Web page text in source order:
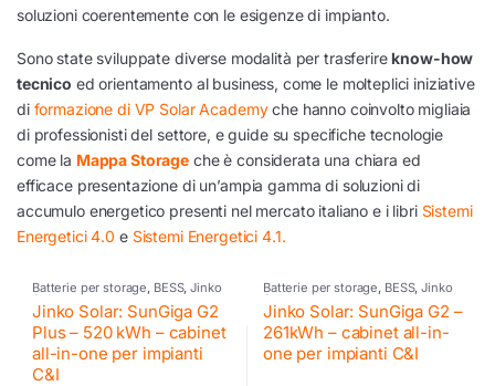
soluzioni coerentemente con le esigenze di impianto.
Sono state sviluppate diverse modalità per trasferireknow-how
tecnico ed orientamento al business, come le molteplici iniziative
di formazione di VP Solar Academyche hanno coinvolto migliaia
di professionisti del settore, e guide su specifiche tecnologie
come la Mappa Storage che è considerata una chiara ed
efficace presentazione di un’ampia gamma di soluzioni di
accumulo energetico presenti nel mercato italiano e i libri Sistemi
Energetici 4.0 e Sistemi Energetici 4.1.
Batterie per storage, BESS,Jinko
Solar
Jinko Solar: SunGiga G2
Plus – 520 kWh – cabinet
all-in-one per impianti
C&I
Batterie per storage, BESS,Jinko
Solar
Jinko Solar: SunGiga G2 –
261kWh – cabinet all-in-
one per impianti C&I